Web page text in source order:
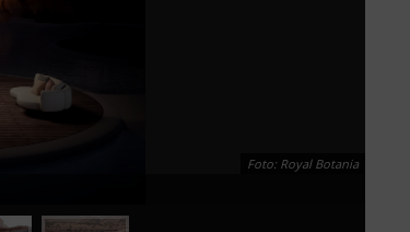
Foto: Royal Botania